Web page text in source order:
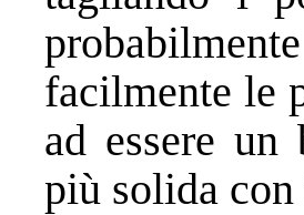
facilmente le
ad essere un
più solida